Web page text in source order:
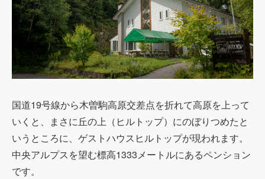
国道19号線から木曽駒高原交差点を折れて高原を上って
いくと、まさに丘の上（ヒルトップ）にのぼりつめたと
いうところに、ゲストハウスヒルトップが現われます。
中央アルプスを望む標高1333メートルにあるペンション
です。